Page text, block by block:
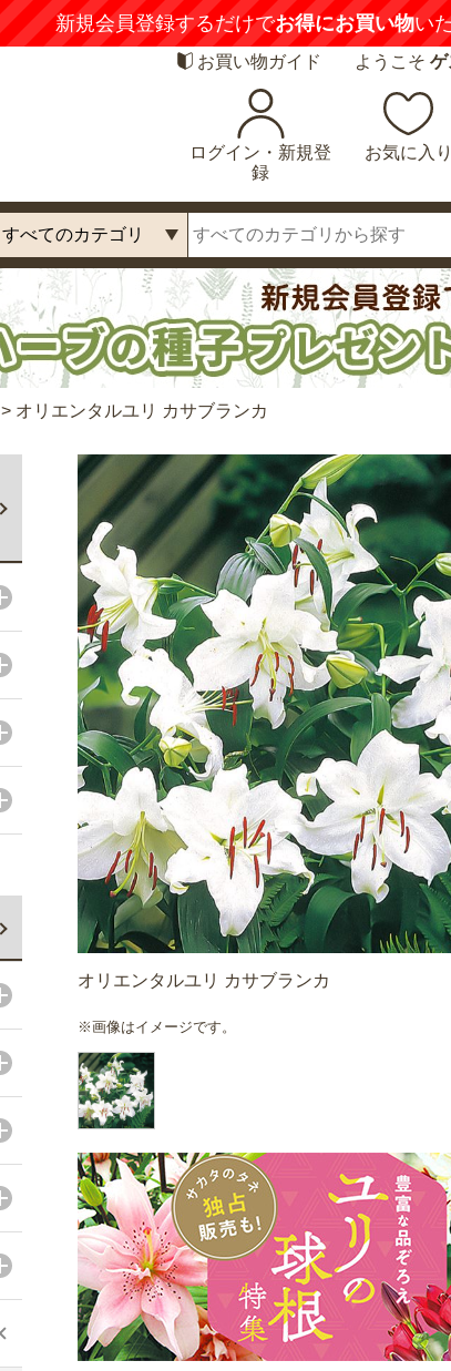
新規会員登録するだけでお得にお買い物い
お買い物ガイド ようこそ ゲ
ログイン・新規登
録
お気に入り
> オリエンタルユリ カサブランカ
オリエンタルユリ カサブランカ
※画像はイメージです。